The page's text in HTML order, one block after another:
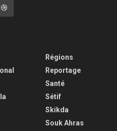
Régions
Reportage
Santé
Sétif
Skikda
Souk Ahras